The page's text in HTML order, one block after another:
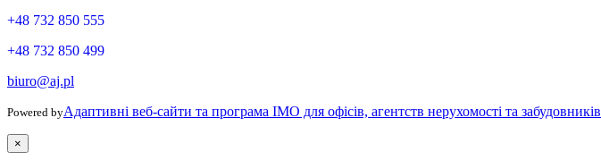
+48 732 850 555
+48 732 850 499
biuro@aj.pl
Powered byАдаптивні веб-сайти та програма IMO для офісів, агентств нерухомості та забудовників
×